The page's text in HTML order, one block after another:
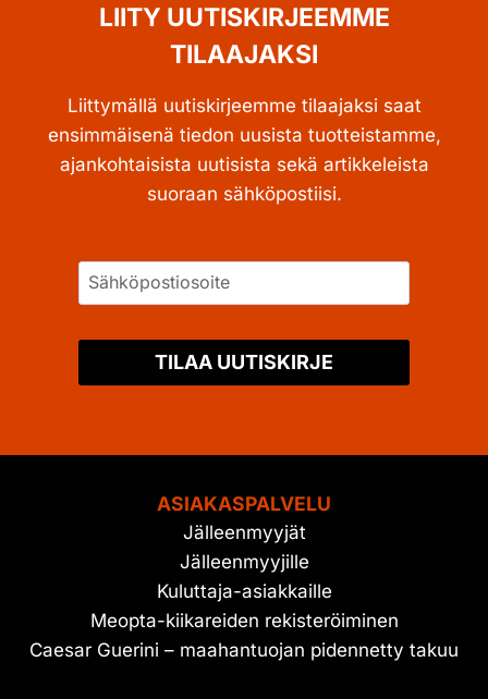
LIITY UUTISKIRJEEMME
TILAAJAKSI
Liittymällä uutiskirjeemme tilaajaksi saat
ensimmäisenä tiedon uusista tuotteistamme,
ajankohtaisista uutisista sekä artikkeleista
suoraan sähköpostiisi.
TILAA UUTISKIRJE
ASIAKASPALVELU
Jälleenmyyjät
Jälleenmyyjille
Kuluttaja-asiakkaille
Meopta-kiikareiden rekisteröiminen
Caesar Guerini – maahantuojan pidennetty takuu